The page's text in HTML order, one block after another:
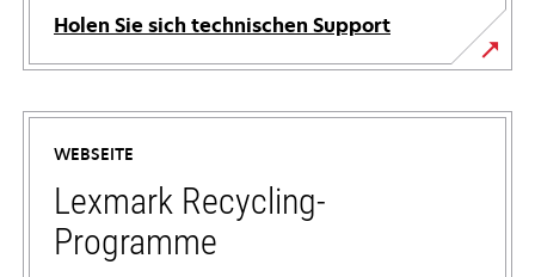
Holen Sie sich technischen Support
wird
in
neuen
Registerkarte
geöffnet
WEBSEITE
Lexmark Recycling-
Programme